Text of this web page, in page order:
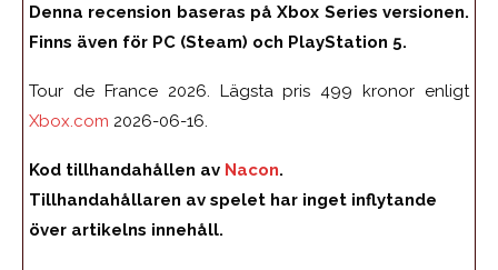
Denna recension baseras på Xbox Series versionen.
Finns även för PC (Steam) och PlayStation 5.
Tour de France 2026. Lägsta pris 499 kronor enligt
Xbox.com 2026-06-16.
Kod tillhandahållen av Nacon.
Tillhandahållaren av spelet har inget inflytande
över artikelns innehåll.